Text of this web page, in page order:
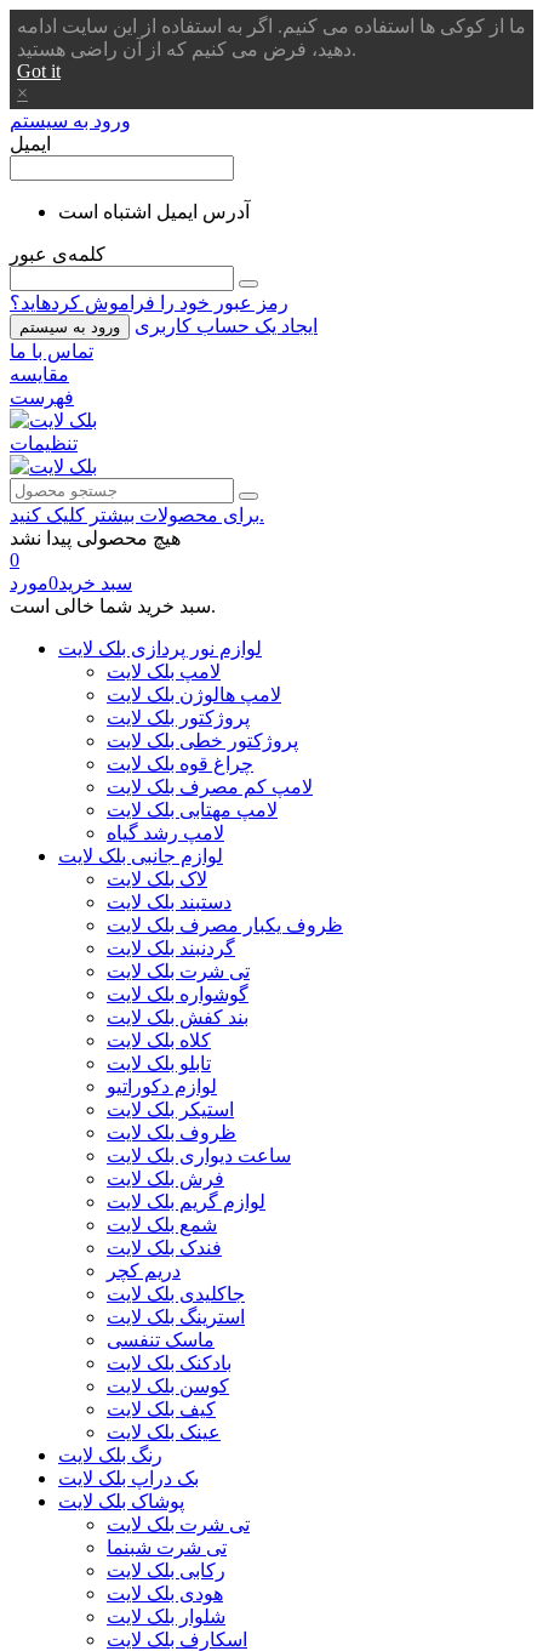
ما از کوکی ها استفاده می کنیم. اگر به استفاده از این سایت ادامه
دهید، فرض می کنیم که از آن راضی هستید.
Got it
×
ورود به سیستم
ایمیل
آدرس ایمیل اشتباه است
کلمه‌ی عبور
رمز عبور خود را فراموش کردهاید؟
ورود به سیستم
ایجاد یک حساب کاربری
تماس با ما
مقایسه
فهرست
تنظیمات
برای محصولات بیشتر کلیک کنید.
هیچ محصولی پیدا نشد
0
سبد خرید0مورد
سبد خرید شما خالی است.
لوازم نور پردازی بلک لایت
لامپ بلک لایت
لامپ هالوژن بلک لایت
پروژکتور بلک لایت
پروژکتور خطی بلک لایت
چراغ قوه بلک لایت
لامپ کم مصرف بلک لایت
لامپ مهتابی بلک لایت
لامپ رشد گیاه
لوازم جانبی بلک لایت
لاک بلک لایت
دستبند بلک لایت
ظروف یکبار مصرف بلک لایت
گردنبند بلک لایت
تی شرت بلک لایت
گوشواره بلک لایت
بند کفش بلک لایت
کلاه بلک لایت
تابلو بلک لایت
لوازم دکوراتیو
استیکر بلک لایت
ظروف بلک لایت
ساعت دیواری بلک لایت
فرش بلک لایت
لوازم گریم بلک لایت
شمع بلک لایت
فندک بلک لایت
دریم کچر
جاکلیدی بلک لایت
استرینگ بلک لایت
ماسک تنفسی
بادکنک بلک لایت
کوسن بلک لایت
کیف بلک لایت
عینک بلک لایت
رنگ بلک لایت
بک دراپ بلک لایت
پوشاک بلک لایت
تی شرت بلک لایت
تی شرت شبنما
رکابی بلک لایت
هودی بلک لایت
شلوار بلک لایت
اسکارف بلک لایت